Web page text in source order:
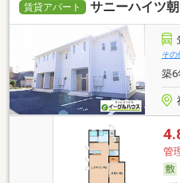
賃貸アパート サニーハイツ
その
築6
管